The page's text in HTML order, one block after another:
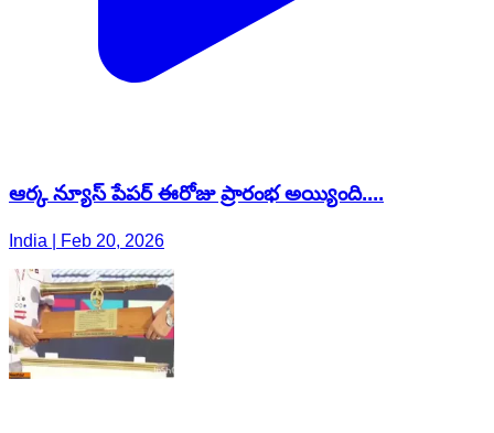
ఆర్క న్యూస్ పేపర్ ఈరోజు ప్రారంభ అయ్యింది....
India | Feb 20, 2026